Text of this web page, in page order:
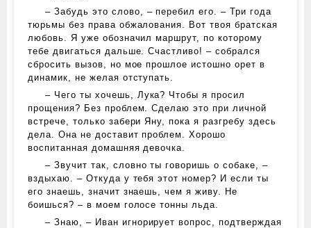
– Забудь это слово, – перебил его. – Три года
тюрьмы без права обжалования. Вот твоя братская
любовь. Я уже обозначил маршрут, по которому
тебе двигаться дальше. Счастливо! – собрался
сбросить вызов, но мое прошлое истошно орет в
динамик, не желая отступать.
– Чего ты хочешь, Лука? Чтобы я просил
прощения? Без проблем. Сделаю это при личной
встрече, только забери Яну, пока я разгребу здесь
дела. Она не доставит проблем. Хорошо
воспитанная домашняя девочка.
– Звучит так, словно ты говоришь о собаке, –
вздыхаю. – Откуда у тебя этот номер? И если ты
его знаешь, значит знаешь, чем я живу. Не
боишься? – в моем голосе тонны льда.
– Знаю, – Иван игнорирует вопрос, подтверждая